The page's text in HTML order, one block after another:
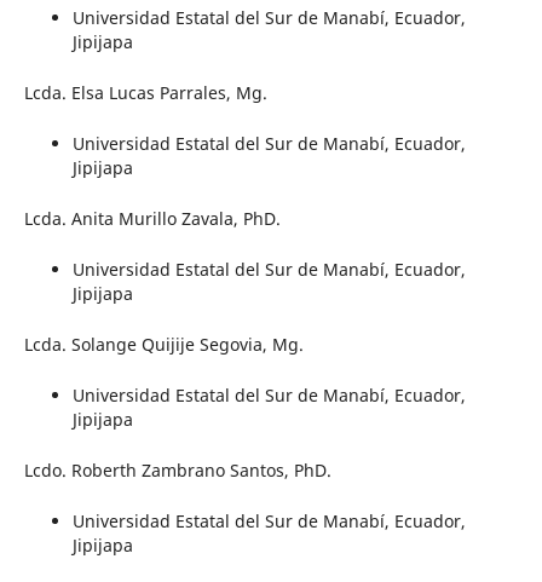
Universidad Estatal del Sur de Manabí, Ecuador,
Jipijapa
Lcda. Elsa Lucas Parrales, Mg.
Universidad Estatal del Sur de Manabí, Ecuador,
Jipijapa
Lcda. Anita Murillo Zavala, PhD.
Universidad Estatal del Sur de Manabí, Ecuador,
Jipijapa
Lcda. Solange Quijije Segovia, Mg.
Universidad Estatal del Sur de Manabí, Ecuador,
Jipijapa
Lcdo. Roberth Zambrano Santos, PhD.
Universidad Estatal del Sur de Manabí, Ecuador,
Jipijapa